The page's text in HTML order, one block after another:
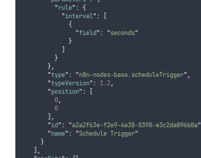
"rule" : {
"interval" :
[
{
"field" : "seconds"
}
]
}
},
"type" : "n8n-nodes-base.scheduleTrigger" ,
"typeVersion" : 1.2,
"position" :
[
0,
0
],
"id" : "a2a2f63e-f2e9-4e38-8398-e3c2da896b8a"
"name" : "Schedule Trigger"
}
],